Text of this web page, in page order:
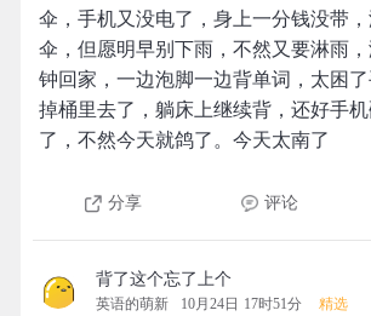
伞，手机又没电了，身上一分钱没带
伞，但愿明早别下雨，不然又要淋雨
钟回家，一边泡脚一边背单词，太困
掉桶里去了，躺床上继续背，还好手
了，不然今天就鸽了。今天太南了
分享 评论
背了这个忘了上个
英语的萌新 10月24日 17时51分 精选